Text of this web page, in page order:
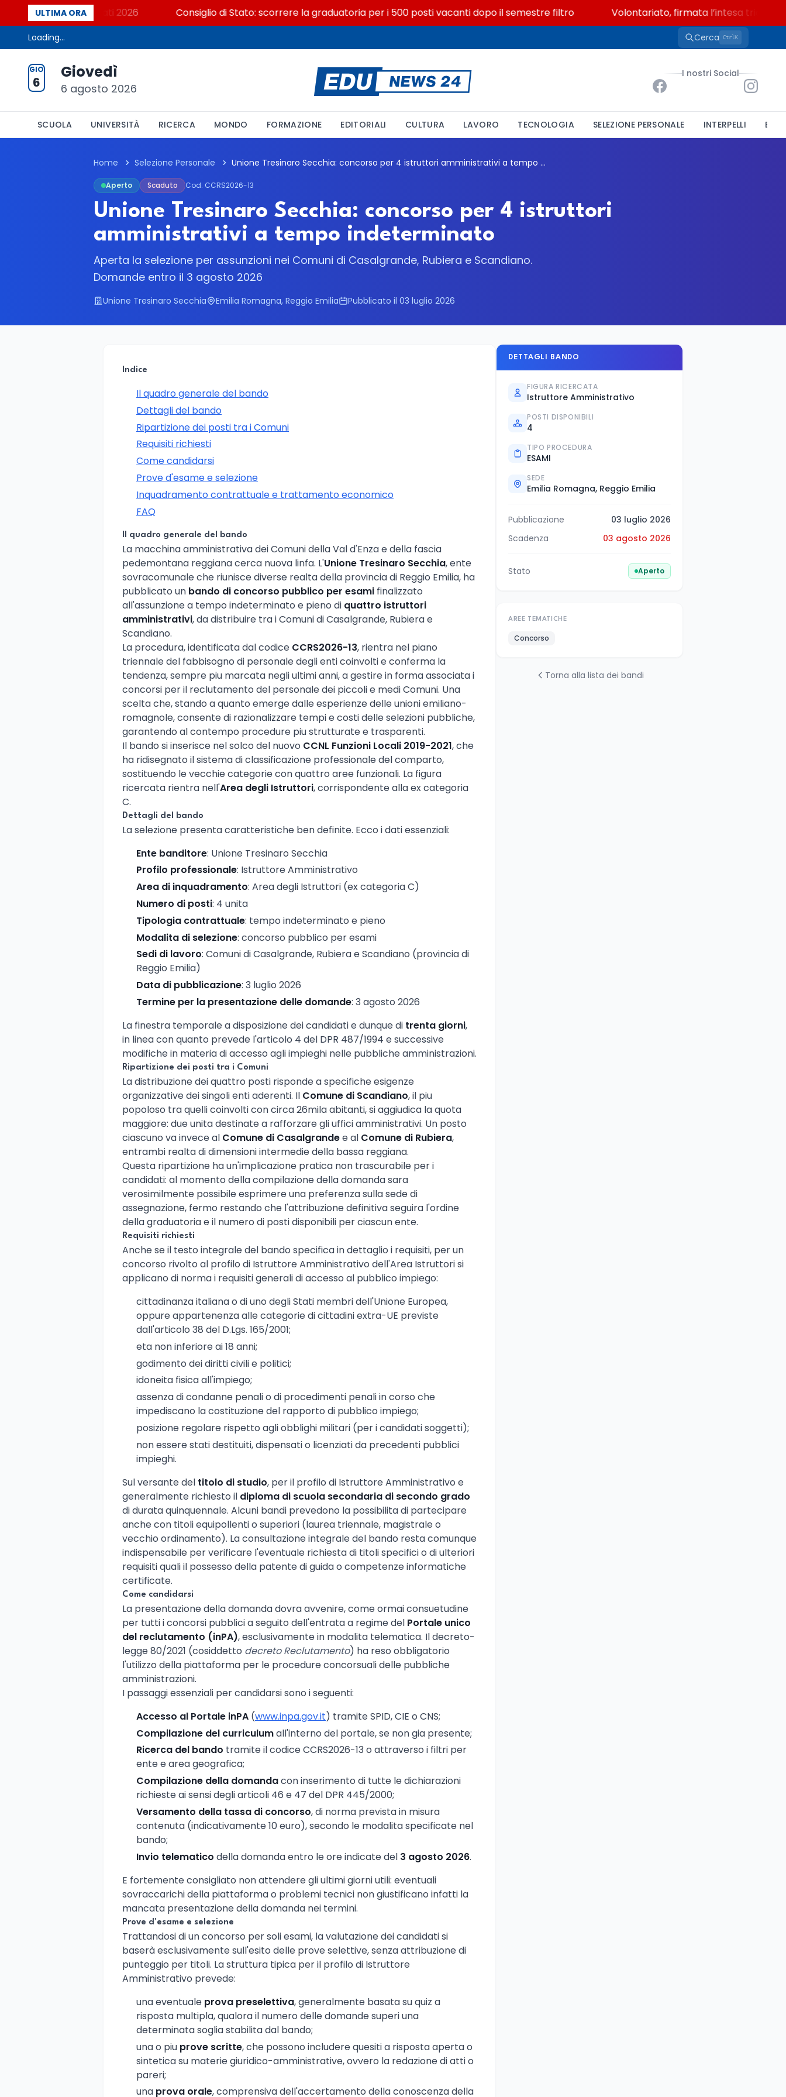
ULTIMA ORA
Cosa dicono i dati 2026 Consiglio di Stato: scorrere la graduatoria per i 500 posti vacanti dopo il semestre filtro Volontariato, firmata l’intesa triennale
Loading... Cerca CtrlK
GIO
6
Giovedì
6 agosto 2026
I nostri Social
SCUOLA UNIVERSITÀ RICERCA MONDO FORMAZIONE EDITORIALI CULTURA LAVORO TECNOLOGIA SELEZIONE PERSONALE INTERPELLI
Home Selezione Personale Unione Tresinaro Secchia: concorso per 4 istruttori amministrativi a tempo indeterminato
Aperto Scaduto Cod. CCRS2026-13
Unione Tresinaro Secchia: concorso per 4 istruttori
amministrativi a tempo indeterminato
Aperta la selezione per assunzioni nei Comuni di Casalgrande, Rubiera e Scandiano.
Domande entro il 3 agosto 2026
Unione Tresinaro Secchia Emilia Romagna, Reggio Emilia Pubblicato il 03 luglio 2026
Indice
Il quadro generale del bando
Dettagli del bando
Ripartizione dei posti tra i Comuni
Requisiti richiesti
Come candidarsi
Prove d'esame e selezione
Inquadramento contrattuale e trattamento economico
FAQ
Il quadro generale del bando
La macchina amministrativa dei Comuni della Val d'Enza e della fascia
pedemontana reggiana cerca nuova linfa. L'Unione Tresinaro Secchia, ente
sovracomunale che riunisce diverse realta della provincia di Reggio Emilia, ha
pubblicato un bando di concorso pubblico per esami finalizzato
all'assunzione a tempo indeterminato e pieno di quattro istruttori
amministrativi, da distribuire tra i Comuni di Casalgrande, Rubiera e
Scandiano.
La procedura, identificata dal codice CCRS2026-13, rientra nel piano
triennale del fabbisogno di personale degli enti coinvolti e conferma la
tendenza, sempre piu marcata negli ultimi anni, a gestire in forma associata i
concorsi per il reclutamento del personale dei piccoli e medi Comuni. Una
scelta che, stando a quanto emerge dalle esperienze delle unioni emiliano-
romagnole, consente di razionalizzare tempi e costi delle selezioni pubbliche,
garantendo al contempo procedure piu strutturate e trasparenti.
Il bando si inserisce nel solco del nuovo CCNL Funzioni Locali 2019-2021, che
ha ridisegnato il sistema di classificazione professionale del comparto,
sostituendo le vecchie categorie con quattro aree funzionali. La figura
ricercata rientra nell'Area degli Istruttori, corrispondente alla ex categoria
C.
Dettagli del bando
La selezione presenta caratteristiche ben definite. Ecco i dati essenziali:
Ente banditore: Unione Tresinaro Secchia
Profilo professionale: Istruttore Amministrativo
Area di inquadramento: Area degli Istruttori (ex categoria C)
Numero di posti: 4 unita
Tipologia contrattuale: tempo indeterminato e pieno
Modalita di selezione: concorso pubblico per esami
Sedi di lavoro: Comuni di Casalgrande, Rubiera e Scandiano (provincia di
Reggio Emilia)
Data di pubblicazione: 3 luglio 2026
Termine per la presentazione delle domande: 3 agosto 2026
La finestra temporale a disposizione dei candidati e dunque di trenta giorni,
in linea con quanto prevede l'articolo 4 del DPR 487/1994 e successive
modifiche in materia di accesso agli impieghi nelle pubbliche amministrazioni.
Ripartizione dei posti tra i Comuni
La distribuzione dei quattro posti risponde a specifiche esigenze
organizzative dei singoli enti aderenti. Il Comune di Scandiano, il piu
popoloso tra quelli coinvolti con circa 26mila abitanti, si aggiudica la quota
maggiore: due unita destinate a rafforzare gli uffici amministrativi. Un posto
ciascuno va invece al Comune di Casalgrandee al Comune di Rubiera,
entrambi realta di dimensioni intermedie della bassa reggiana.
Questa ripartizione ha un'implicazione pratica non trascurabile per i
candidati: al momento della compilazione della domanda sara
verosimilmente possibile esprimere una preferenza sulla sede di
assegnazione, fermo restando che l'attribuzione definitiva seguira l'ordine
della graduatoria e il numero di posti disponibili per ciascun ente.
Requisiti richiesti
Anche se il testo integrale del bando specifica in dettaglio i requisiti, per un
concorso rivolto al profilo di Istruttore Amministrativo dell'Area Istruttori si
applicano di norma i requisiti generali di accesso al pubblico impiego:
cittadinanza italiana o di uno degli Stati membri dell'Unione Europea,
oppure appartenenza alle categorie di cittadini extra-UE previste
dall'articolo 38 del D.Lgs. 165/2001;
eta non inferiore ai 18 anni;
godimento dei diritti civili e politici;
idoneita fisica all'impiego;
assenza di condanne penali o di procedimenti penali in corso che
impediscano la costituzione del rapporto di pubblico impiego;
posizione regolare rispetto agli obblighi militari (per i candidati soggetti);
non essere stati destituiti, dispensati o licenziati da precedenti pubblici
impieghi.
Sul versante del titolo di studio, per il profilo di Istruttore Amministrativo e
generalmente richiesto il diploma di scuola secondaria di secondo grado
di durata quinquennale. Alcuni bandi prevedono la possibilita di partecipare
anche con titoli equipollenti o superiori (laurea triennale, magistrale o
vecchio ordinamento). La consultazione integrale del bando resta comunque
indispensabile per verificare l'eventuale richiesta di titoli specifici o di ulteriori
requisiti quali il possesso della patente di guida o competenze informatiche
certificate.
Come candidarsi
La presentazione della domanda dovra avvenire, come ormai consuetudine
per tutti i concorsi pubblici a seguito dell'entrata a regime del Portale unico
del reclutamento (inPA), esclusivamente in modalita telematica. Il decreto-
legge 80/2021 (cosiddetto decreto Reclutamento) ha reso obbligatorio
l'utilizzo della piattaforma per le procedure concorsuali delle pubbliche
amministrazioni.
I passaggi essenziali per candidarsi sono i seguenti:
Accesso al Portale inPA (www.inpa.gov.it) tramite SPID, CIE o CNS;
Compilazione del curriculumall'interno del portale, se non gia presente;
Ricerca del bando tramite il codice CCRS2026-13 o attraverso i filtri per
ente e area geografica;
Compilazione della domandacon inserimento di tutte le dichiarazioni
richieste ai sensi degli articoli 46 e 47 del DPR 445/2000;
Versamento della tassa di concorso, di norma prevista in misura
contenuta (indicativamente 10 euro), secondo le modalita specificate nel
bando;
Invio telematico della domanda entro le ore indicate del 3 agosto 2026.
E fortemente consigliato non attendere gli ultimi giorni utili: eventuali
sovraccarichi della piattaforma o problemi tecnici non giustificano infatti la
mancata presentazione della domanda nei termini.
Prove d'esame e selezione
Trattandosi di un concorso per soli esami, la valutazione dei candidati si
baserà esclusivamente sull'esito delle prove selettive, senza attribuzione di
punteggio per titoli. La struttura tipica per il profilo di Istruttore
Amministrativo prevede:
una eventuale prova preselettiva, generalmente basata su quiz a
risposta multipla, qualora il numero delle domande superi una
determinata soglia stabilita dal bando;
una o piu prove scritte, che possono includere quesiti a risposta aperta o
sintetica su materie giuridico-amministrative, ovvero la redazione di atti o
pareri;
una prova orale, comprensiva dell'accertamento della conoscenza della
DETTAGLI BANDO
FIGURA RICERCATA
Istruttore Amministrativo
POSTI DISPONIBILI
4
TIPO PROCEDURA
ESAMI
SEDE
Emilia Romagna, Reggio Emilia
Pubblicazione
03 luglio 2026
Scadenza
03 agosto 2026
Stato Aperto
AREE TEMATICHE
Concorso
Torna alla lista dei bandi